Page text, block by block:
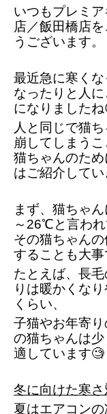
いつもプレミ
店／飯田橋店
うございます。
最近急に寒く
なったりと人
になりましたね
人と同じで猫
崩してしまう
猫ちゃんのた
はご紹介してい
まず、猫ちゃ
～26℃と言われ
その猫ちゃん
することも大事
たとえば、長
りは暖かくな
くらい、
子猫やお年寄
の猫ちゃんは
適しています🧐
冬に向けた寒
夏はエアコン